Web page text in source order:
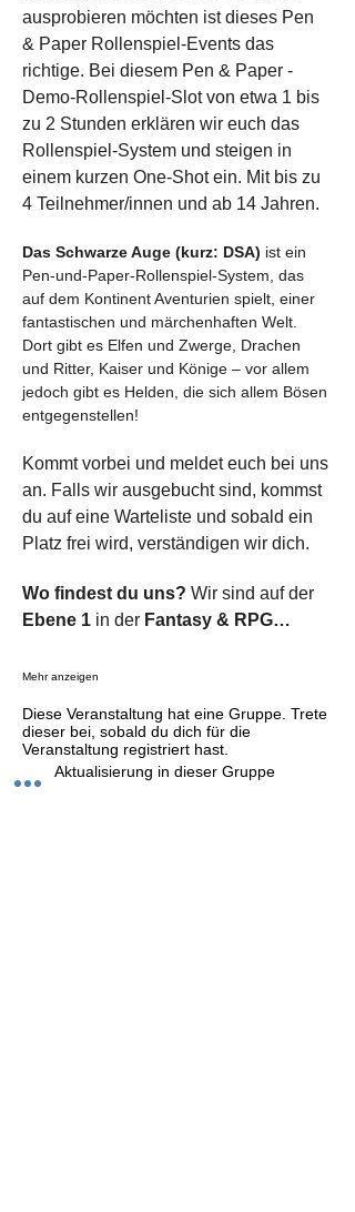
ausprobieren möchten ist dieses Pen
& Paper Rollenspiel-Events das
richtige. Bei diesem Pen & Paper -
Demo-Rollenspiel-Slot von etwa 1 bis
zu 2 Stunden erklären wir euch das
Rollenspiel-System und steigen in
einem kurzen One-Shot ein. Mit bis zu
4 Teilnehmer/innen und ab 14 Jahren.
Das Schwarze Auge (kurz: DSA) ist ein
Pen-und-Paper-Rollenspiel-System, das
auf dem Kontinent Aventurien spielt, einer
fantastischen und märchenhaften Welt.
Dort gibt es Elfen und Zwerge, Drachen
und Ritter, Kaiser und Könige – vor allem
jedoch gibt es Helden, die sich allem Bösen
entgegenstellen!
Kommt vorbei und meldet euch bei uns
an. Falls wir ausgebucht sind, kommst
du auf eine Warteliste und sobald ein
Platz frei wird, verständigen wir dich.
Wo findest du uns? Wir sind auf der
Ebene 1 in der Fantasy & RPG…
Mehr anzeigen
Diese Veranstaltung hat eine Gruppe. Trete
dieser bei, sobald du dich für die
Veranstaltung registriert hast.
1 Aktualisierung in dieser Gruppe